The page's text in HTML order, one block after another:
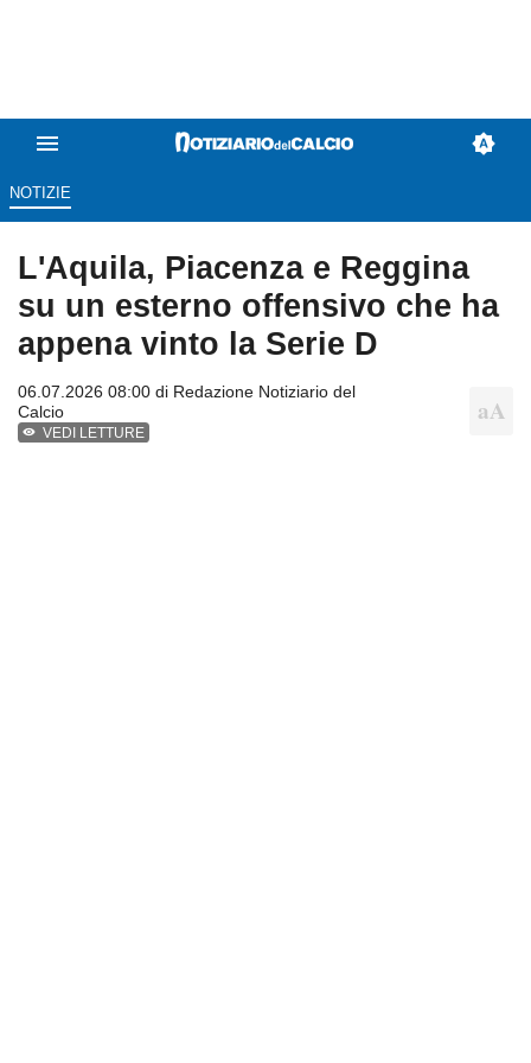
NOTIZIE
L'Aquila, Piacenza e Reggina
su un esterno offensivo che ha
appena vinto la Serie D
06.07.2026 08:00 di Redazione Notiziario del
Calcio
VEDI LETTURE